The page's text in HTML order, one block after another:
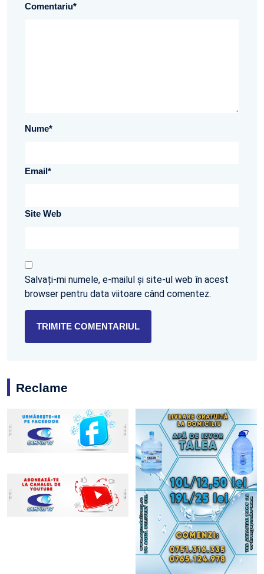
Comentariu*
Nume*
Email*
Site Web
Salvați-mi numele, e-mailul și site-ul web în acest
browser pentru data viitoare când comentez.
Reclame